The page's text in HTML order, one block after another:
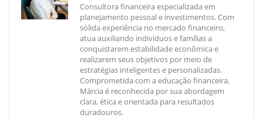
Consultora financeira especializada em
planejamento pessoal e investimentos. Com
sólida experiência no mercado financeiro,
atua auxiliando indivíduos e famílias a
conquistarem estabilidade econômica e
realizarem seus objetivos por meio de
estratégias inteligentes e personalizadas.
Comprometida com a educação financeira,
Márcia é reconhecida por sua abordagem
clara, ética e orientada para resultados
duradouros.